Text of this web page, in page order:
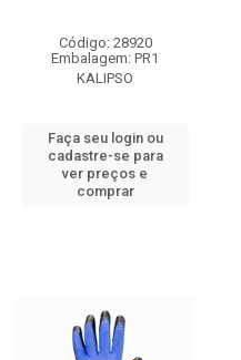
Código: 28920
Embalagem: PR1
KALIPSO
Faça seu login ou
cadastre-se para
ver preços e
comprar